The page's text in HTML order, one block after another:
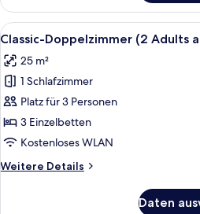
Doppelzimmer
(2
Adults)
Alle
Fotos
für
Classic-
Doppelzimmer
(2
Adults
1
Ein
1
Classic-Doppelzimmer (2 Adults
25 m²
1 Schlafzimmer
Platz für 3 Personen
3 Einzelbetten
Kostenloses WLAN
Weitere Details
Weitere
Daten